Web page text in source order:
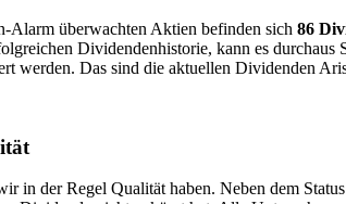
Alarm überwachten Aktien befinden sich 86
Dividendenhistorie, kann es
werden. Das sind die aktuellen Dividenden
in der Regel Qualität haben. Neben dem